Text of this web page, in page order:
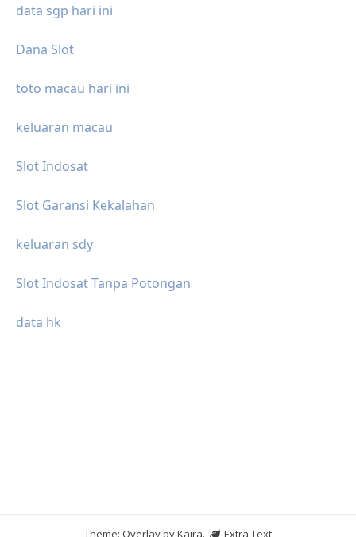
data sgp hari ini
Dana Slot
toto macau hari ini
keluaran macau
Slot Indosat
Slot Garansi Kekalahan
keluaran sdy
Slot Indosat Tanpa Potongan
data hk
Theme: Overlay byKaira. Extra Text